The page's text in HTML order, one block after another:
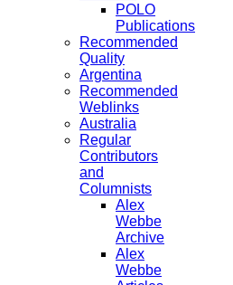
POLO
Publications
Recommended
Quality
Argentina
Recommended
Weblinks
Australia
Regular
Contributors
and
Columnists
Alex
Webbe
Archive
Alex
Webbe